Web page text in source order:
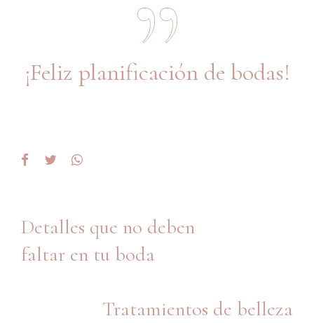
¡Feliz planificación de bodas!
Detalles que no deben
faltar en tu boda
Tratamientos de belleza